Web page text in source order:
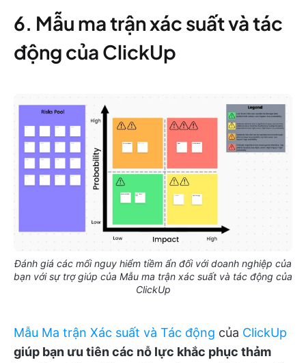
6. Mẫu ma trận xác suất và tác
động của ClickUp
Đánh giá các mối nguy hiểm tiềm ẩn đối với doanh nghiệp của
bạn với sự trợ giúp của Mẫu ma trận xác suất và tác động của
ClickUp
Mẫu Ma trận Xác suất và Tác động của ClickUp
giúp bạn ưu tiên các nỗ lực khắc phục thảm